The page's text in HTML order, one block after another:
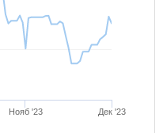
Нояб '23 Дек '23